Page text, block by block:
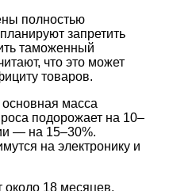
полностью
запретить
таможенный
что это может
товаров.
масса
подорожает на 10–
— на 15–30%.
на электронику и
около 18 месяцев,